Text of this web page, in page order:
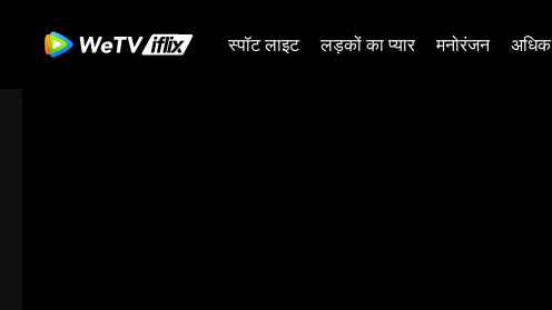
स्पॉट लाइट लड़कों का प्यार मनोरंजन अधिक